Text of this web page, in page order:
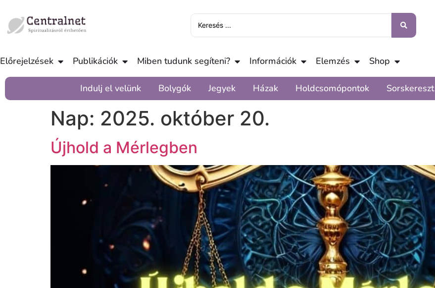
Előrejelzések Publikációk Miben tudunk segíteni? Információk Elemzés Shop
Indulj el velünk Bolygók Jegyek Házak Holdcsomópontok Sorskereszt
Nap: 2025. október 20.
Újhold a Mérlegben